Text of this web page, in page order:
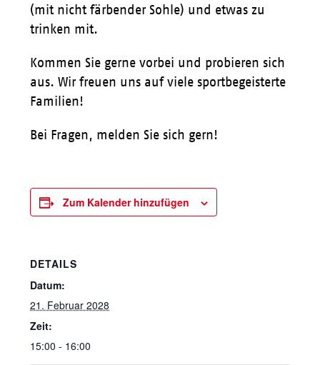
(mit nicht färbender Sohle) und etwas zu
trinken mit.
Kommen Sie gerne vorbei und probieren sich
aus. Wir freuen uns auf viele sportbegeisterte
Familien!
Bei Fragen, melden Sie sich gern!
Zum Kalender hinzufügen
DETAILS
Datum:
21. Februar 2028
Zeit:
15:00 - 16:00